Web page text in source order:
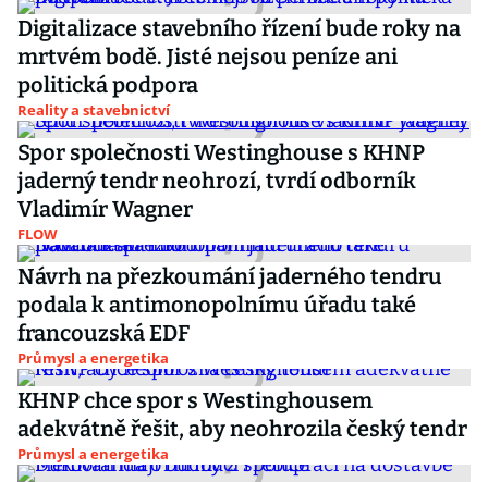
Digitalizace stavebního řízení bude roky na
mrtvém bodě. Jisté nejsou peníze ani
politická podpora
Reality a stavebnictví
Spor společnosti Westinghouse s KHNP
jaderný tendr neohrozí, tvrdí odborník
Vladimír Wagner
FLOW
Návrh na přezkoumání jaderného tendru
podala k antimonopolnímu úřadu také
francouzská EDF
Průmysl a energetika
KHNP chce spor s Westinghousem
adekvátně řešit, aby neohrozila český tendr
Průmysl a energetika